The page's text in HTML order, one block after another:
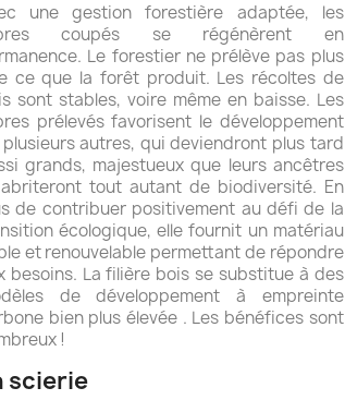
une gestion forestière adaptée, les
coupés se régénèrent en
Le forestier ne prélève pas plus
ce que la forêt produit. Les récoltes de
sont stables, voire même en baisse. Les
prélevés favorisent le développement
autres, qui deviendront plus tard
grands, majestueux que leurs ancêtres
tout autant de biodiversité. En
de contribuer positivement au défi de la
écologique, elle fournit un matériau
et renouvelable permettant de répondre
besoins. La filière bois se substitue à des
de développement à empreinte
bien plus élevée . Les bénéfices sont
!
scierie